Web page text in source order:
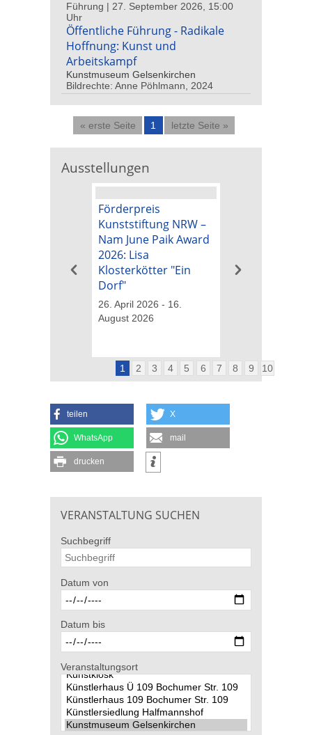
Führung | 27. September 2026, 15:00
Uhr
Öffentliche Führung - Radikale
Hoffnung: Kunst und
Arbeitskampf
Kunstmuseum Gelsenkirchen
Bildrechte: Anne Pöhlmann, 2024
« erste Seite 1 letzte Seite »
Ausstellungen
Förderpreis
Kunststiftung NRW –
Nam June Paik Award
2026: Lisa
Klosterkötter "Ein
Dorf"
26. April 2026 - 16.
August 2026
1 2 3 4 5 6 7 8 9 10
teilen X
WhatsApp mail
drucken
VERANSTALTUNG SUCHEN
Suchbegriff
Datum von
Datum bis
Veranstaltungsort